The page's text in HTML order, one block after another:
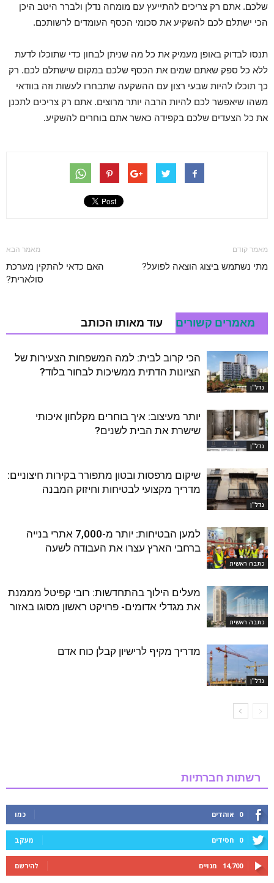
שלכם. אתם רק צריכים להתייעץ עם מומחה נדלן ולברר היטב היכן
הכי ישתלם לכם להשקיע את סכומי הכסף העומדים לרשותכם.
תנסו לבדוק באופן מעמיק את כל מה שניתן לבחון כדי שתוכלו לדעת
ללא כל ספק שאתם שמים את הכסף שלכם במקום שישתלם לכם. רק
כך תוכלו להיות שבעי רצון עם ההשקעה שתבחרו לעשות וזה בוודאי
משהו שיאפשר לכם להיות הרבה יותר מרוצים. אתם רק צריכים לתכנן
את כל הצעדים שלכם בקפידה כאשר אתם בוחרים להשקיע.
מאמר קודם
מתי נשתמש ביצוג הוצאה לפועל?
מאמר הבא
האם כדאי להתקין מערכת
סולארית?
מאמרים קשורים עוד מאותו הכותב
נדל''ן
הכי קרוב לבית: למה המשפחות הצעירות של
הציונות הדתית ממשיכות לבחור בלוד?
נדל''ן
יותר מעיצוב: איך בוחרים מקלחון איכותי
שישרת את הבית לשנים?
נדל''ן
שיקום מרפסות ובטון מתפורר בקירות חיצוניים:
מדריך מקצועי לבטיחות וחיזוק המבנה
כתבה ראשית
למען הבטיחות: יותר מ-7,000 אתרי בנייה
ברחבי הארץ עצרו את העבודה לשעה
כתבה ראשית
מעלים הילוך בהתחדשות: רובי קפיטל מממנת
את מגדלי אדומים- פרויקט ראשון מסוגו באזור
נדל''ן
מדריך מקיף לרישיון קבלן כוח אדם
רשתות חברתיות
0 אוהדים כמו
0 חסידים מעקב
14,700 מנויים להירשם